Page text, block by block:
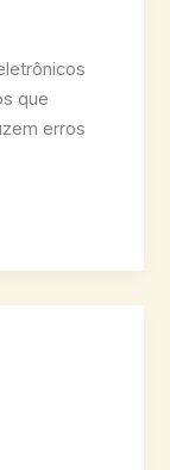
que
erros